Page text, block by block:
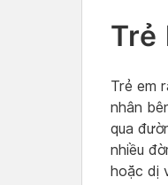
Trẻ
Trẻ em
nhân
qua
nhiều
hoặc dị